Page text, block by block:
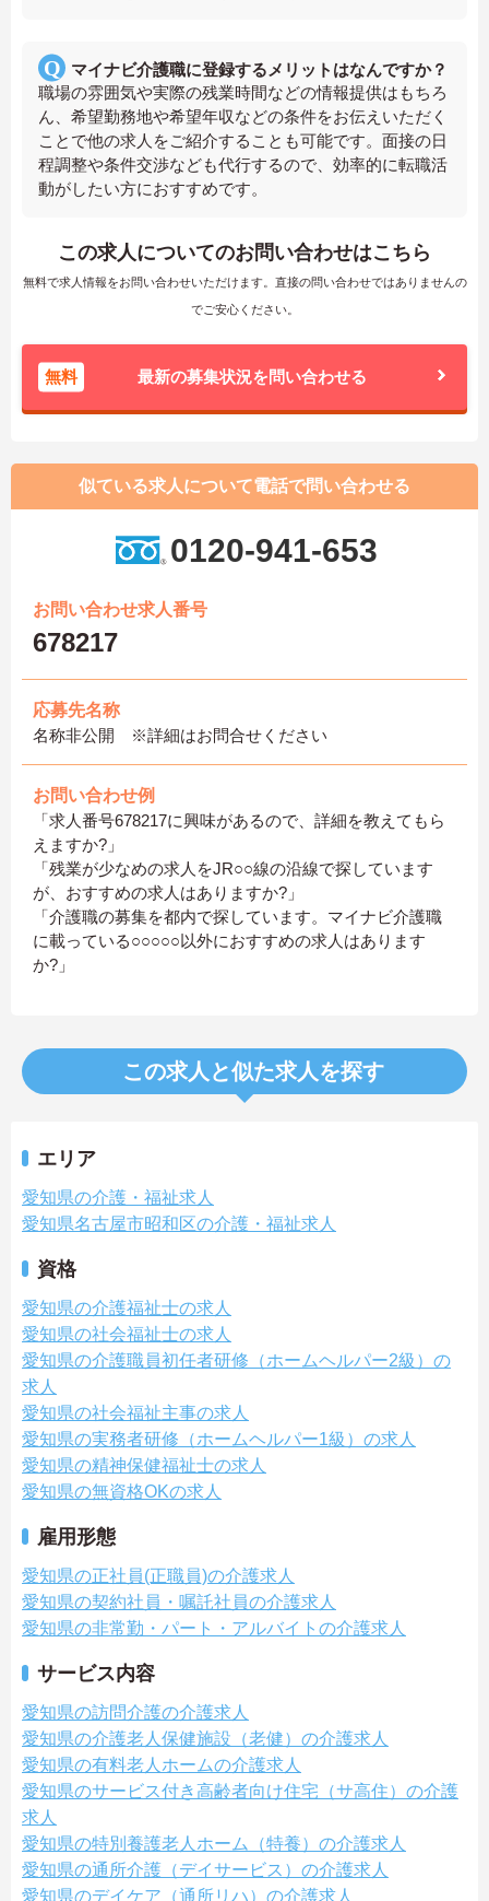
マイナビ介護職に登録するメリットはなんですか？
職場の雰囲気や実際の残業時間などの情報提供はもちろ
ん、希望勤務地や希望年収などの条件をお伝えいただく
ことで他の求人をご紹介することも可能です。面接の日
程調整や条件交渉なども代行するので、効率的に転職活
動がしたい方におすすめです。
この求人についてのお問い合わせはこちら
無料で求人情報をお問い合わせいただけます。直接の問い合わせではありませんの
でご安心ください。
無料 最新の募集状況を問い合わせる
似ている求人について電話で問い合わせる
0120-941-653
お問い合わせ求人番号
678217
応募先名称
名称非公開 ※詳細はお問合せください
お問い合わせ例
「求人番号678217に興味があるので、詳細を教えてもら
えますか?」
「残業が少なめの求人をJR○○線の沿線で探しています
が、おすすめの求人はありますか?」
「介護職の募集を都内で探しています。マイナビ介護職
に載っている○○○○○以外におすすめの求人はあります
か?」
この求人と似た求人を探す
エリア
愛知県の介護・福祉求人
愛知県名古屋市昭和区の介護・福祉求人
資格
愛知県の介護福祉士の求人
愛知県の社会福祉士の求人
愛知県の介護職員初任者研修（ホームヘルパー2級）の
求人
愛知県の社会福祉主事の求人
愛知県の実務者研修（ホームヘルパー1級）の求人
愛知県の精神保健福祉士の求人
愛知県の無資格OKの求人
雇用形態
愛知県の正社員(正職員)の介護求人
愛知県の契約社員・嘱託社員の介護求人
愛知県の非常勤・パート・アルバイトの介護求人
サービス内容
愛知県の訪問介護の介護求人
愛知県の介護老人保健施設（老健）の介護求人
愛知県の有料老人ホームの介護求人
愛知県のサービス付き高齢者向け住宅（サ高住）の介護
求人
愛知県の特別養護老人ホーム（特養）の介護求人
愛知県の通所介護（デイサービス）の介護求人
愛知県のデイケア（通所リハ）の介護求人